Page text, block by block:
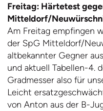
Freitag: Härtetest
Mitteldorf/
Am Freitag empfingen
der SpG Mitteldorf/
altbekannter Gegner
und aktuell Tabellen-4.
Gradmesser also für
Leicht
von Anton aus der B-